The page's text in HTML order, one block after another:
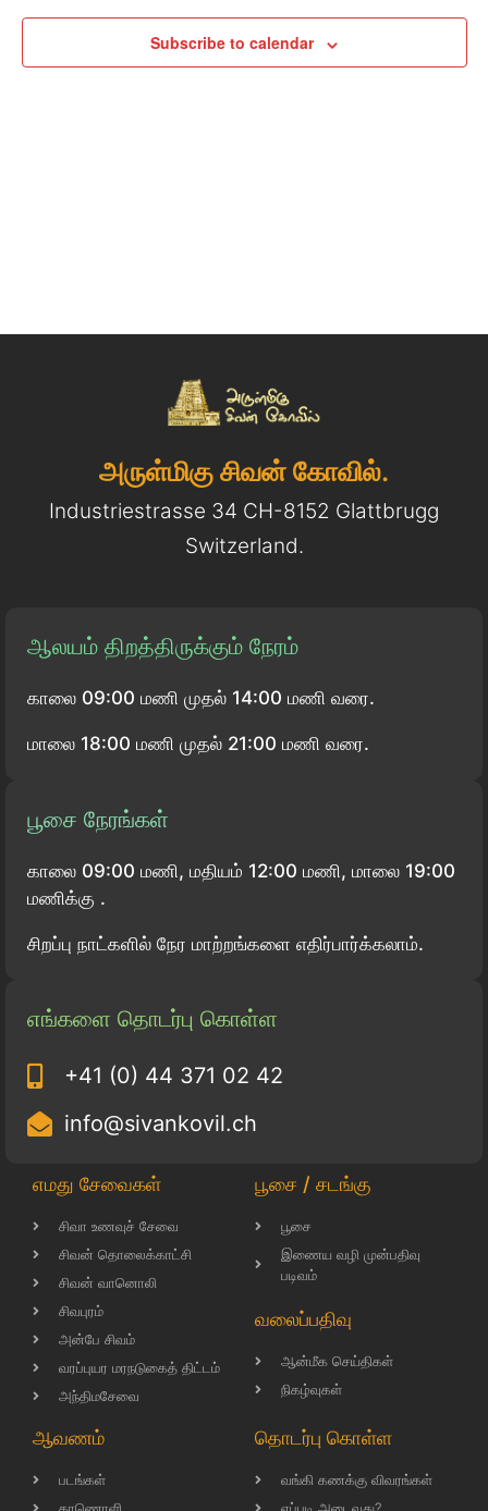
Subscribe to calendar
அருள்மிகு சிவன் கோவில்.
Industriestrasse 34 CH-8152 Glattbrugg
Switzerland.
ஆலயம் திறத்திருக்கும் நேரம்
காலை 09:00 மணி முதல் 14:00 மணி வரை.
மாலை 18:00 மணி முதல் 21:00 மணி வரை.
பூசை நேரங்கள்
காலை 09:00 மணி, மதியம் 12:00 மணி, மாலை 19:00
மணிக்கு .
சிறப்பு நாட்களில் நேர மாற்றங்களை எதிர்பார்க்கலாம்.
எங்களை தொடர்பு கொள்ள
+41 (0) 44 371 02 42
info@sivankovil.ch
எமது சேவைகள்
சிவா உணவுச் சேவை
சிவன் தொலைக்காட்சி
சிவன் வானொலி
சிவபுரம்
அன்பே சிவம்
வரப்புயர மரநடுகைத் திட்டம்
அந்திமசேவை
பூசை / சடங்கு
பூசை
இணைய வழி முன்பதிவு
படிவம்
வலைப்பதிவு
ஆன்மீக செய்திகள்
நிகழ்வுகள்
ஆவணம்
படங்கள்
தொடர்பு கொள்ள
வங்கி கணக்கு விவரங்கள்